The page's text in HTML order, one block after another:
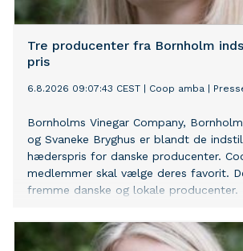
Tre producenter fra Bornholm
pris
6.8.2026 09:07:43 CEST Coop amba
Bornholms Vinegar Company,
og Svaneke Bryghus er blandt de
hæderspris for danske producenter.
medlemmer skal vælge deres favorit.
fremme danske og lokale producenter.